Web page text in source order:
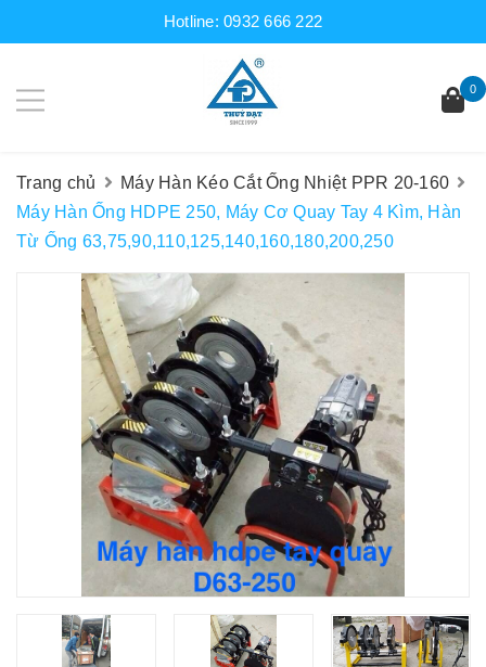
Hotline:0932 666 222
0
Trang chủ
Máy Hàn Kéo Cắt Ống Nhiệt PPR 20-160
Máy Hàn Ống HDPE 250, Máy Cơ Quay Tay 4 Kìm, Hàn
Từ Ống 63,75,90,110,125,140,160,180,200,250